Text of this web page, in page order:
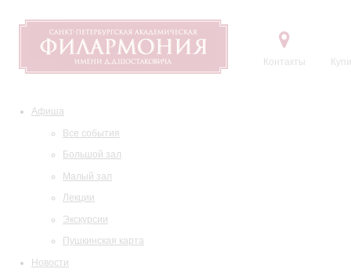
Контакты
Афиша
Все события
Большой зал
Малый зал
Лекции
Экскурсии
Пушкинская карта
Новости